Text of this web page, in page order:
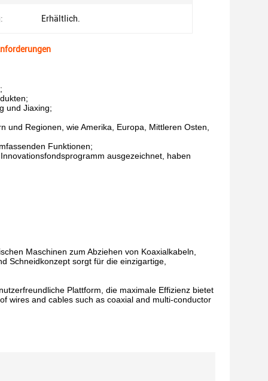
Erhältlich.
und Jiaxing;
Regionen, wie Amerika, Europa, Mittleren Osten,
Funktionen;
ausgezeichnet, haben
Maschinen zum Abziehen von Koaxialkabeln,
Schneidkonzept sorgt für die einzigartige,
Plattform, die maximale Effizienz bietet
wires and cables such as coaxial and multi-conductor